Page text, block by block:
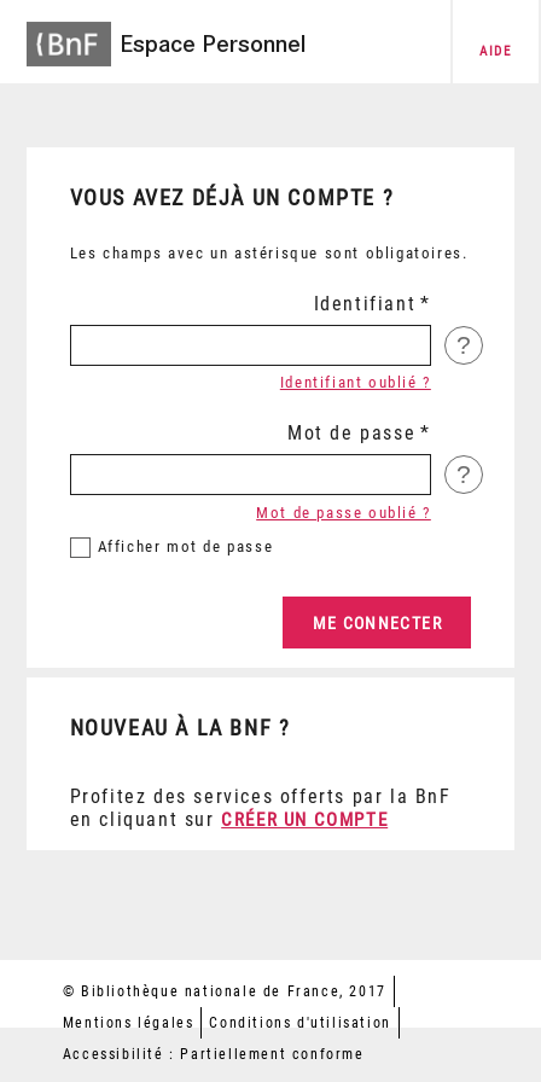
Espace Personnel AIDE
VOUS AVEZ DÉJÀ UN COMPTE ?
Les champs avec un astérisque sont obligatoires.
Identifiant
?
Identifiant oublié ?
Mot de passe
?
Afficher mot de passe
Mot de passe oublié ?
NOUVEAU À LA BNF ?
Profitez des services offerts par la BnF
en cliquant sur CRÉER UN COMPTE
© Bibliothèque nationale de France, 2017
Mentions légales
Conditions d'utilisation
Accessibilité : Partiellement conforme